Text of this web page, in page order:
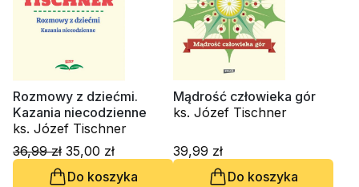
Rozmowy z dziećmi.
Kazania niecodzienne
ks. Józef Tischner
36,99 zł 35,00 zł
Do koszyka
Mądrość człowieka gór
ks. Józef Tischner
39,99 zł
Do koszyka